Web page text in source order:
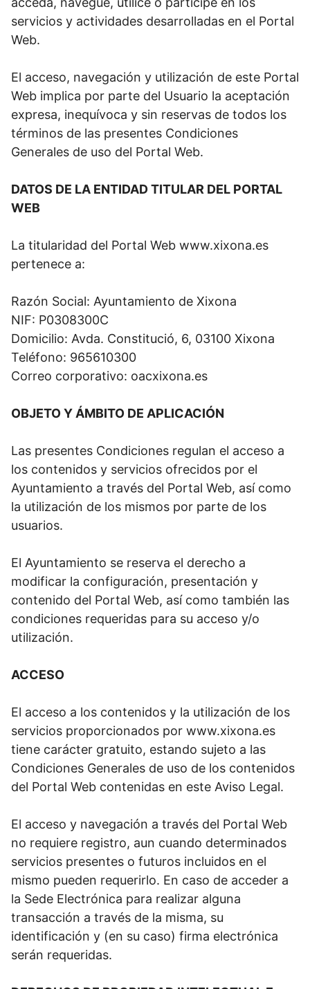
servicios y actividades desarrolladas en el Portal
Web.
El acceso, navegación y utilización de este Portal
Web implica por parte del Usuario la aceptación
expresa, inequívoca y sin reservas de todos los
términos de las presentes Condiciones
Generales de uso del Portal Web.
DATOS DE LA ENTIDAD TITULAR DEL PORTAL
WEB
La titularidad del Portal Web www.xixona.es
pertenece a:
Razón Social: Ayuntamiento de Xixona
NIF: P0308300C
Domicilio: Avda. Constitució, 6, 03100 Xixona
Teléfono: 965610300
Correo corporativo: oacxixona.es
OBJETO Y ÁMBITO DE APLICACIÓN
Las presentes Condiciones regulan el acceso a
los contenidos y servicios ofrecidos por el
Ayuntamiento a través del Portal Web, así como
la utilización de los mismos por parte de los
usuarios.
El Ayuntamiento se reserva el derecho a
modificar la configuración, presentación y
contenido del Portal Web, así como también las
condiciones requeridas para su acceso y/o
utilización.
ACCESO
El acceso a los contenidos y la utilización de los
servicios proporcionados por www.xixona.es
tiene carácter gratuito, estando sujeto a las
Condiciones Generales de uso de los contenidos
del Portal Web contenidas en este Aviso Legal.
El acceso y navegación a través del Portal Web
no requiere registro, aun cuando determinados
servicios presentes o futuros incluidos en el
mismo pueden requerirlo. En caso de acceder a
la Sede Electrónica para realizar alguna
transacción a través de la misma, su
identificación y (en su caso) firma electrónica
serán requeridas.